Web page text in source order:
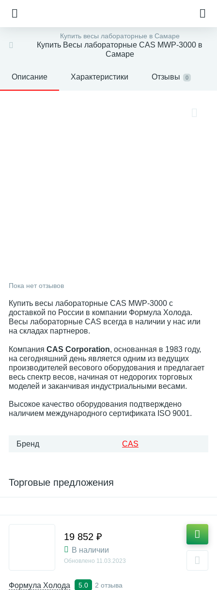
Купить весы лабораторные в Самаре
Купить Весы лабораторные CAS MWP-3000 в
Самаре
Описание Характеристики Отзывы 0
Пока нет отзывов
Купить весы лабораторные CAS MWP-3000 с
доставкой по России в компании Формула Холода.
Весы лабораторные CAS всегда в наличии у нас или
на складах партнеров.
Компания CAS Corporation, основанная в 1983 году,
на сегодняшний день является одним из ведущих
производителей весового оборудования и предлагает
весь спектр весов, начиная от недорогих торговых
моделей и заканчивая индустриальными весами.
Высокое качество оборудования подтверждено
наличием международного сертификата ISO 9001.
Бренд CAS
Торговые предложения
Формула Холода 5.0
2 отзыва
19 852 ₽
В наличии
Обновлено 11.03.2023